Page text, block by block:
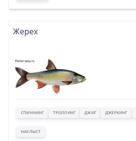
Жерех
СПИННИНГ ТРОЛЛИНГ ДЖИГ ДЖЕРКИНГ
НАХЛЫСТ